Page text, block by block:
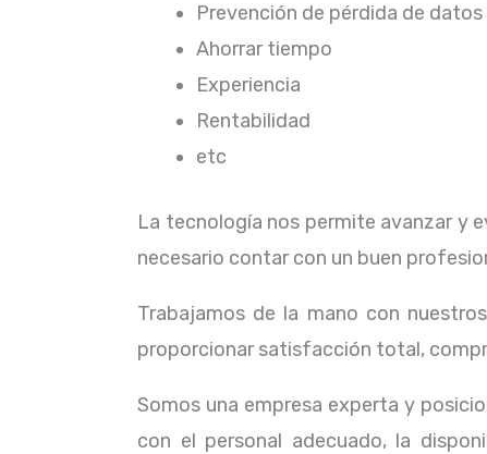
Prevención de pérdida de datos
Ahorrar tiempo
Experiencia
Rentabilidad
etc
La tecnología nos permite avanzar y
necesario contar con un buen
Trabajamos de la mano con
proporcionar satisfacción total,
Somos una empresa experta y
con el personal adecuado, la